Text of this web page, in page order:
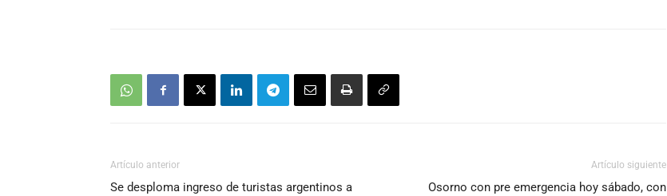
Artículo anterior
Se desploma ingreso de turistas argentinos a
Artículo siguiente
Osorno con pre emergencia hoy sábado, con